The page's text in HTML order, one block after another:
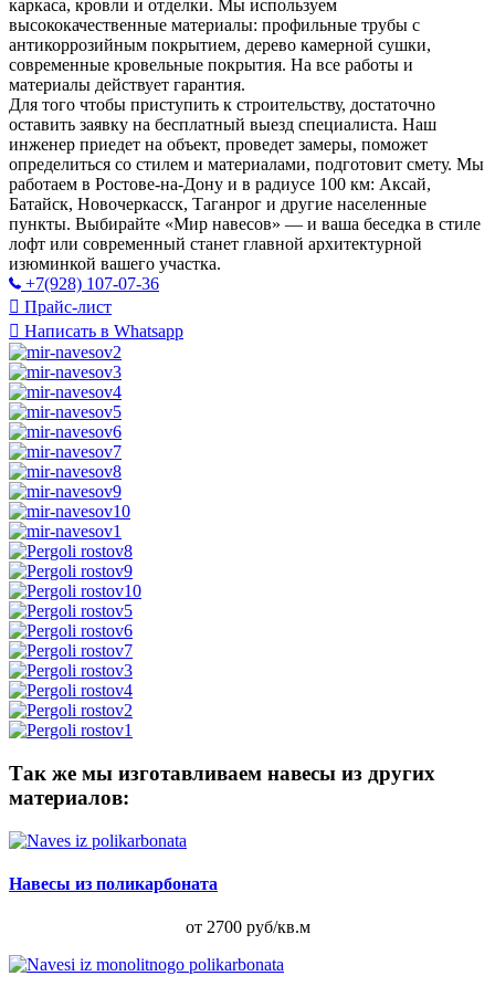
каркаса, кровли и отделки. Мы используем
высококачественные материалы: профильные трубы с
антикоррозийным покрытием, дерево камерной сушки,
современные кровельные покрытия. На все работы и
материалы действует гарантия.
Для того чтобы приступить к строительству, достаточно
оставить заявку на бесплатный выезд специалиста. Наш
инженер приедет на объект, проведет замеры, поможет
определиться со стилем и материалами, подготовит смету. Мы
работаем в Ростове-на-Дону и в радиусе 100 км: Аксай,
Батайск, Новочеркасск, Таганрог и другие населенные
пункты. Выбирайте «Мир навесов» — и ваша беседка в стиле
лофт или современный станет главной архитектурной
изюминкой вашего участка.
+7(928) 107-07-36
Прайс-лист
Написать в Whatsapp
Так же мы изготавливаем навесы из других
материалов:
Навесы из поликарбоната
от 2700 руб/кв.м